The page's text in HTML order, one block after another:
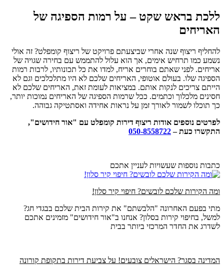
ללכת בראש שקט – על רמות הספיגה של
האריחים
להחליף ריצוף שנה אחרי שביצעתם פרויקט של ריצוף קומפלט? זה אולי
נשמע כמו תרחיש אימים, אך הוא עלול להתממש עם בחירה שגויה של
אריחים. לפני שאתם בוחרים אריח, למדו את כל תכונותיו, לרבות רמות
הספיגה שלו. בעולם אוטופי, האריחים שלכם לא היו מתלכלכים וגם לא
הייתם צריכים לנקות אותם. במציאות לעומת זאת, האריחים שלכם לא
חסינים מלכלוך וכתמים. ככל שרמות הספיגה של האריחים נמוכות יותר,
כך תוכלו לשמור לאורך זמן על נראות אחידה ואסתטיקה גבוהה.
לפרטים נוספים אודות ריצוף דירות קומפלט עם "אור חידושים",
התקשרו כעת –050-8558722
כתבות נוספות שעשויות לעניין אתכם
ומה הקירות שלכם לובשים? חיפוי קיר סלון!
מתי בפעם האחרונה "הלבשתם" את קירות הבית שלכם בבגדי חג?
למשל, בחיפוי קירות בסלון? אנחנו ב"אור חידושים" מזמינים אתכם
לשדרג את החדר המרכזי ביותר בבית
המדינה בסגר? הישראלים צובעים! על צביעת דירות בתקופת קורונה